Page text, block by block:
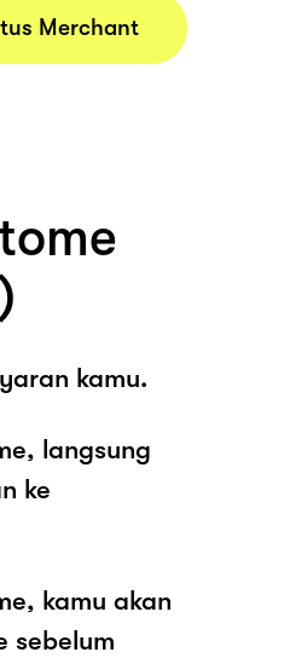
Merchant
kamu.
langsung
ke
kamu akan
sebelum